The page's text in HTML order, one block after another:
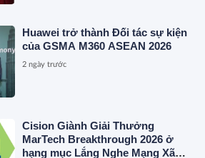
Huawei trở thành Đối tác sự kiện
của GSMA M360 ASEAN 2026
2 ngày trước
Cision Giành Giải Thưởng
MarTech Breakthrough 2026 ở
hạng mục Lắng Nghe Mạng Xã